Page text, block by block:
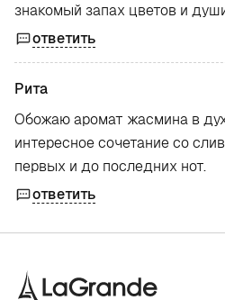
знакомый запах цветов и
ответить
Рита
Обожаю аромат жасмина в
интересное сочетание со
первых и до последних нот.
ответить